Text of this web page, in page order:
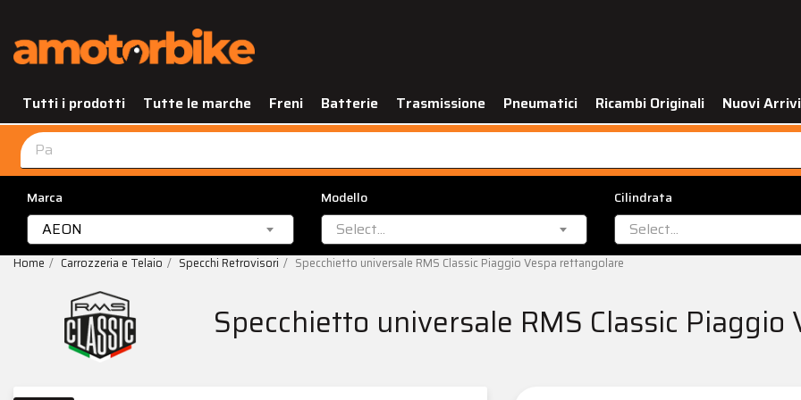
Tutti i prodotti Tutte le marche Freni Batterie Trasmissione Pneumatici Ricambi Originali Nuovi Arrivi
Marca
AEON
Modello
Select...
Cilindrata
Select...
Home Carrozzeria e Telaio Specchi Retrovisori Specchietto universale RMS Classic Piaggio Vespa rettangolare
Specchietto universale RMS Classic